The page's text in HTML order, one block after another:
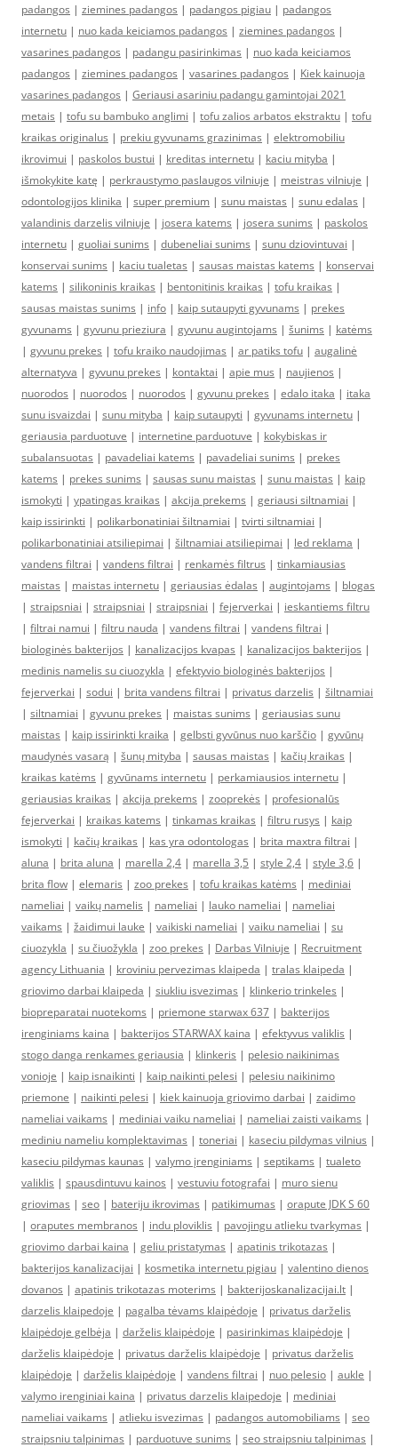
padangos | ziemines padangos | padangos pigiau | padangos
internetu | nuo kada keiciamos padangos | ziemines padangos |
vasarines padangos | padangu pasirinkimas | nuo kada keiciamos
padangos | ziemines padangos | vasarines padangos | Kiek kainuoja
vasarines padangos | Geriausi asariniu padangu gamintojai 2021
metais | tofu su bambuko anglimi | tofu zalios arbatos ekstraktu | tofu
kraikas originalus | prekiu gyvunams grazinimas | elektromobiliu
ikrovimui | paskolos bustui | kreditas internetu | kaciu mityba |
išmokykite katę | perkraustymo paslaugos vilniuje | meistras vilniuje |
odontologijos klinika | super premium | sunu maistas | sunu edalas |
valandinis darzelis vilniuje | josera katems | josera sunims | paskolos
internetu | guoliai sunims | dubeneliai sunims | sunu dziovintuvai |
konservai sunims | kaciu tualetas | sausas maistas katems | konservai
katems | silikoninis kraikas | bentonitinis kraikas | tofu kraikas |
sausas maistas sunims | info | kaip sutaupyti gyvunams | prekes
gyvunams | gyvunu prieziura | gyvunu augintojams | šunims | katėms
| gyvunu prekes | tofu kraiko naudojimas | ar patiks tofu | augalinė
alternatyva | gyvunu prekes | kontaktai | apie mus | naujienos |
nuorodos | nuorodos | nuorodos | gyvunu prekes | edalo itaka | itaka
sunu isvaizdai | sunu mityba | kaip sutaupyti | gyvunams internetu |
geriausia parduotuve | internetine parduotuve | kokybiskas ir
subalansuotas | pavadeliai katems | pavadeliai sunims | prekes
katems | prekes sunims | sausas sunu maistas | sunu maistas | kaip
ismokyti | ypatingas kraikas | akcija prekems | geriausi siltnamiai |
kaip issirinkti | polikarbonatiniai šiltnamiai | tvirti siltnamiai |
polikarbonatiniai atsiliepimai | šiltnamiai atsiliepimai | led reklama |
vandens filtrai | vandens filtrai | renkamės filtrus | tinkamiausias
maistas | maistas internetu | geriausias ėdalas | augintojams | blogas
| straipsniai | straipsniai | straipsniai | fejerverkai | ieskantiems filtru
| filtrai namui | filtru nauda | vandens filtrai | vandens filtrai |
biologinės bakterijos | kanalizacijos kvapas | kanalizacijos bakterijos |
medinis namelis su ciuozykla | efektyvio biologinės bakterijos |
fejerverkai | sodui | brita vandens filtrai | privatus darzelis | šiltnamiai
| siltnamiai | gyvunu prekes | maistas sunims | geriausias sunu
maistas | kaip issirinkti kraika | gelbsti gyvūnus nuo karščio | gyvūnų
maudynės vasarą | šunų mityba | sausas maistas | kačių kraikas |
kraikas katėms | gyvūnams internetu | perkamiausios internetu |
geriausias kraikas | akcija prekems | zooprekės | profesionalūs
fejerverkai | kraikas katems | tinkamas kraikas | filtru rusys | kaip
ismokyti | kačių kraikas | kas yra odontologas | brita maxtra filtrai |
aluna | brita aluna | marella 2,4 | marella 3,5 | style 2,4 | style 3,6 |
brita flow | elemaris | zoo prekes | tofu kraikas katėms | mediniai
nameliai | vaikų namelis | nameliai | lauko nameliai | nameliai
vaikams | žaidimui lauke | vaikiski nameliai | vaiku nameliai | su
ciuozykla | su čiuožykla | zoo prekes | Darbas Vilniuje | Recruitment
agency Lithuania | kroviniu pervezimas klaipeda | tralas klaipeda |
griovimo darbai klaipeda | siukliu isvezimas | klinkerio trinkeles |
biopreparatai nuotekoms | priemone starwax 637 | bakterijos
irenginiams kaina | bakterijos STARWAX kaina | efektyvus valiklis |
stogo danga renkames geriausia | klinkeris | pelesio naikinimas
vonioje | kaip isnaikinti | kaip naikinti pelesi | pelesiu naikinimo
priemone | naikinti pelesi | kiek kainuoja griovimo darbai | zaidimo
nameliai vaikams | mediniai vaiku nameliai | nameliai zaisti vaikams |
mediniu nameliu komplektavimas | toneriai | kaseciu pildymas vilnius |
kaseciu pildymas kaunas | valymo įrenginiams | septikams | tualeto
valiklis | spausdintuvu kainos | vestuviu fotografai | muro sienu
griovimas | seo | bateriju ikrovimas | patikimumas | orapute JDK S 60
| oraputes membranos | indu ploviklis | pavojingu atlieku tvarkymas |
griovimo darbai kaina | geliu pristatymas | apatinis trikotazas |
bakterijos kanalizacijai | kosmetika internetu pigiau | valentino dienos
dovanos | apatinis trikotazas moterims | bakterijoskanalizacijai.lt |
darzelis klaipedoje | pagalba tėvams klaipėdoje | privatus darželis
klaipėdoje gelbėja | darželis klaipėdoje | pasirinkimas klaipėdoje |
darželis klaipėdoje | privatus darželis klaipėdoje | privatus darželis
klaipėdoje | darželis klaipėdoje | vandens filtrai | nuo pelesio | aukle |
valymo irenginiai kaina | privatus darzelis klaipedoje | mediniai
nameliai vaikams | atlieku isvezimas | padangos automobiliams | seo
straipsniu talpinimas | parduotuve sunims | seo straipsniu talpinimas |